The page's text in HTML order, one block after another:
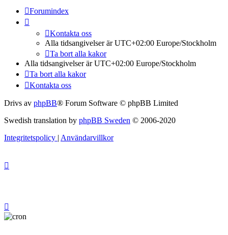
Forumindex
Kontakta oss
Alla tidsangivelser är UTC+02:00 Europe/Stockholm
Ta bort alla kakor
Alla tidsangivelser är UTC+02:00 Europe/Stockholm
Ta bort alla kakor
Kontakta oss
Drivs av phpBB® Forum Software © phpBB Limited
Swedish translation by phpBB Sweden © 2006-2020
Integritetspolicy | Användarvillkor